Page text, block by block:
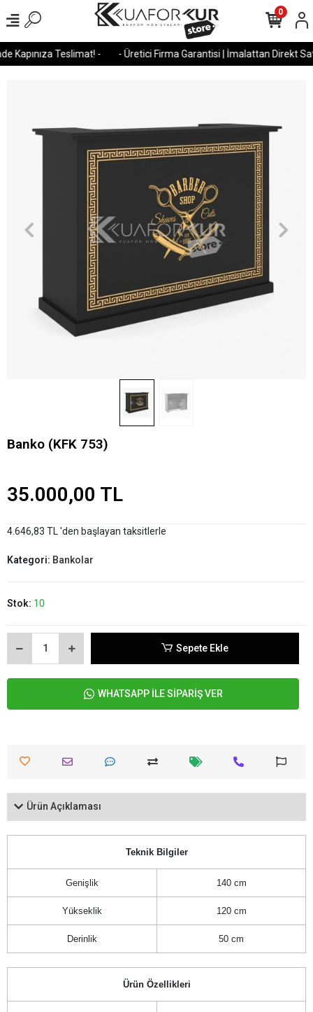
Kapınıza Teslimat! - - Üretici Firma Garantisi | İmalattan Direkt
0
Banko (KFK 753)
35.000,00 TL
4.646,83 TL 'den başlayan taksitlerle
Kategori: Bankolar
Stok: 10
Sepete Ekle
WHATSAPP İLE SİPARİŞ VER
Ürün Açıklaması
Teknik Bilgiler
Genişlik 140 cm
Yükseklik 120 cm
Derinlik 50 cm
Ürün Özellikleri